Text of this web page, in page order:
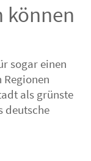
können
sogar einen
als grünste
deutsche